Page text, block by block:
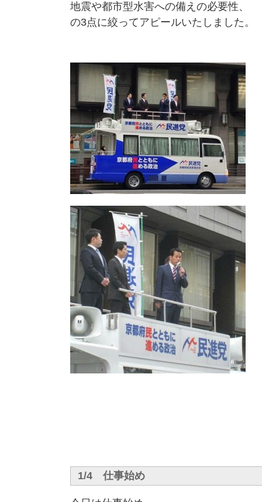
地震や都市型水害への備えの必要性、
の3点に絞ってアピールいたしました。
1/4 仕事始め